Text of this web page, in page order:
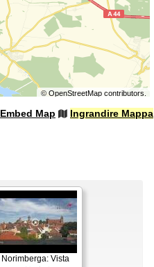
© OpenStreetMapcontributors.
Embed Map Ingrandire Mappa
Norimberga: Vista